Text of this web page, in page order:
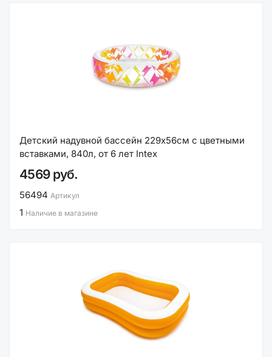
Детский надувной бассейн 229х56см с цветными
вставками, 840л, от 6 лет Intex
4569 руб.
56494 Артикул
1 Наличие в магазине